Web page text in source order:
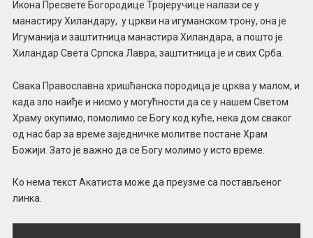
Икона Пресвете Богородице Тројеручице налази се у
манастиру Хиландару, у цркви на игуманском трону, она је
Игуманија и заштитница манастира Хиландара, а пошто је
Хиландар Света Српска Лавра, заштитница је и свих Срба.
Свака Православна хришћанска породица је црква у малом, и
када зло наиђе и нисмо у могућности да се у нашем Светом
Храму окупимо, помолимо се Богу код куће, нека дом сваког
од нас бар за време заједничке молитве постане Храм
Божији. Зато је важно да се Богу молимо у исто време.
Ко нема текст Акатиста може да преузме са постављеног
линка.